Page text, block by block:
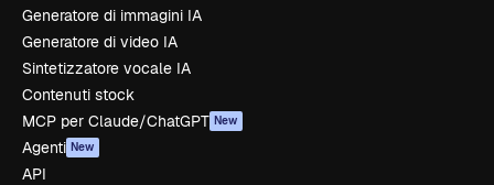
Generatore di immagini IA
Generatore di video IA
Sintetizzatore vocale IA
Contenuti stock
MCP per Claude/ChatGPT New
Agenti New
API